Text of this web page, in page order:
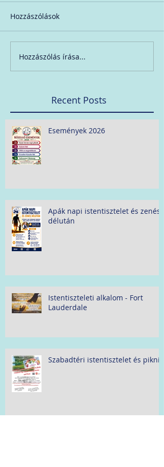
Hozzászólások
Hozzászólás írása...
Recent Posts
Események 2026
Apák napi istentisztelet és zenés
délután
Istentiszteleti alkalom - Fort
Lauderdale
Szabadtéri istentisztelet és piknik